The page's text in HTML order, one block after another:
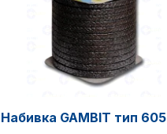
Набивка GAMBIT тип 605